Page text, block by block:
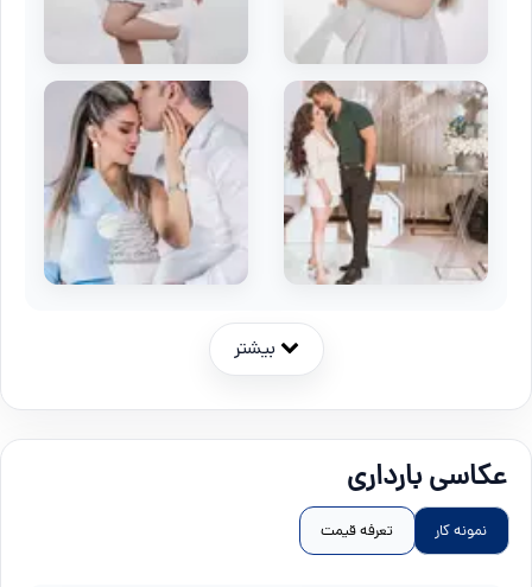
بیشتر
عکاسی بارداری
نمونه کار تعرفه قیمت